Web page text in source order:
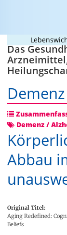
Das
Demenz /
Abbau
Original Titel:
Aging Redefined:
Beliefs